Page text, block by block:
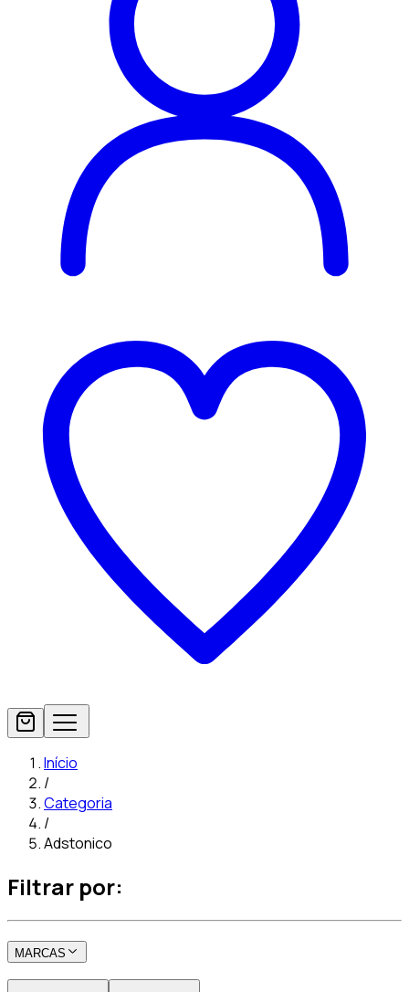
Início
/
Categoria
/
Adstonico
Filtrar por:
MARCAS